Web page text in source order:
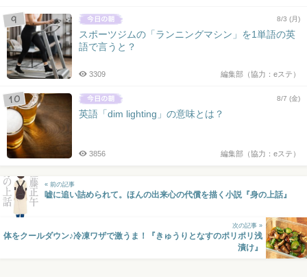
8/3 (月)
スポーツジムの「ランニングマシン」を1単語の英
語で言うと？
編集部（協力：eステ）
3309
8/7 (金)
英語「dim lighting」の意味とは？
編集部（協力：eステ）
3856
« 前の記事
嘘に追い詰められて。ほんの出来心の代償を描く小説『身の上話』
次の記事 »
体をクールダウン♪冷凍ワザで激うま！『きゅうりとなすのポリポリ浅
漬け』